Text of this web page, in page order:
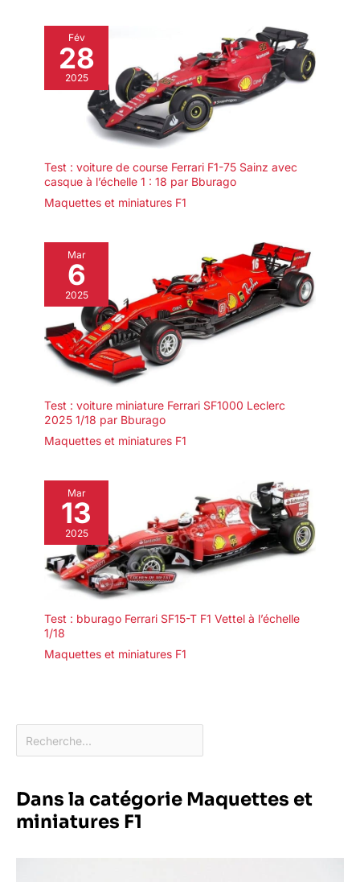
Fév
28
2025
Test : voiture de course Ferrari F1-75 Sainz avec
casque à l’échelle 1 : 18 par Bburago
Maquettes et miniatures F1
Mar
6
2025
Test : voiture miniature Ferrari SF1000 Leclerc
2025 1/18 par Bburago
Maquettes et miniatures F1
Mar
13
2025
Test : bburago Ferrari SF15-T F1 Vettel à l’échelle
1/18
Maquettes et miniatures F1
Dans la catégorie Maquettes et
miniatures F1